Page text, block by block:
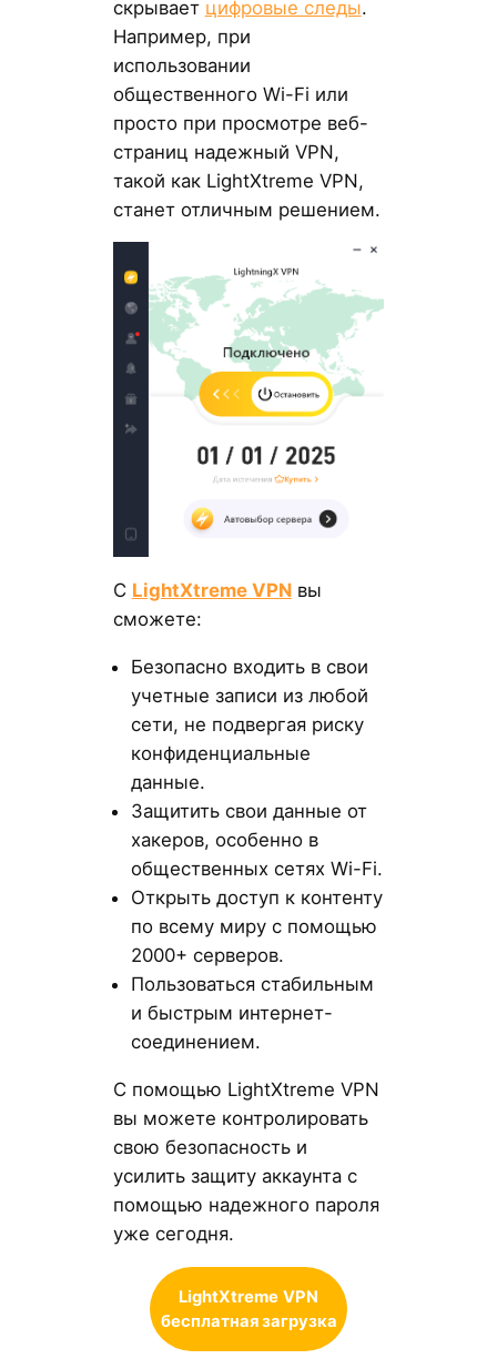
скрывает цифровые следы.
Например, при
использовании
общественного Wi-Fi или
просто при просмотре веб-
страниц надежный VPN,
такой как LightXtreme VPN,
станет отличным решением.
С LightXtreme VPNвы
сможете:
Безопасно входить в свои
учетные записи из любой
сети, не подвергая риску
конфиденциальные
данные.
Защитить свои данные от
хакеров, особенно в
общественных сетях Wi-Fi.
Открыть доступ к контенту
по всему миру с помощью
2000+ серверов.
Пользоваться стабильным
и быстрым интернет-
соединением.
С помощью LightXtreme VPN
вы можете контролировать
свою безопасность и
усилить защиту аккаунта с
помощью надежного пароля
уже сегодня.
LightXtreme VPN
бесплатная загрузка